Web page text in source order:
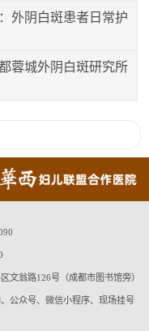
外阴白斑患者日常护
蓉城外阴白斑研究所
文翁路126号（成都市图书馆旁）
公众号、微信小程序、现场挂号